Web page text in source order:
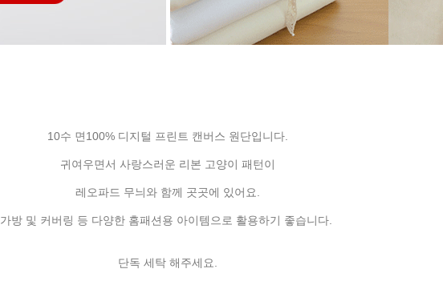
10수 면100% 디지털 프린트 캔버스 원단입니다.
귀여우면서 사랑스러운 리본 고양이 패턴이
레오파드 무늬와 함께 곳곳에 있어요.
가방 및 커버링 등 다양한 홈패션용 아이템으로 활용하기 좋습니다.
단독 세탁 해주세요.